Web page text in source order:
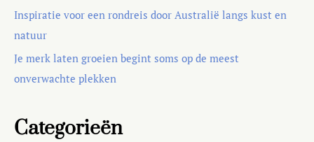
Inspiratie voor een rondreis door Australië langs kust en
natuur
Je merk laten groeien begint soms op de meest
onverwachte plekken
Categorieën